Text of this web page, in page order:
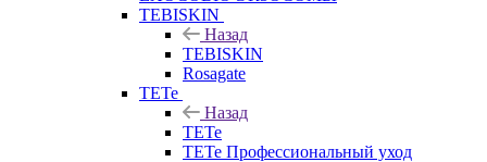
TEBISKIN
Назад
TEBISKIN
Rosagate
TETe
Назад
TETe
TETe Профессиональный уход